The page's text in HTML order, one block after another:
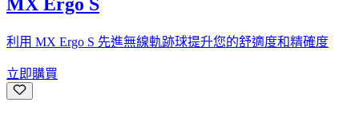
利用 MX Ergo S 先進無線軌跡球提升您的舒適度和精確度
立即購買